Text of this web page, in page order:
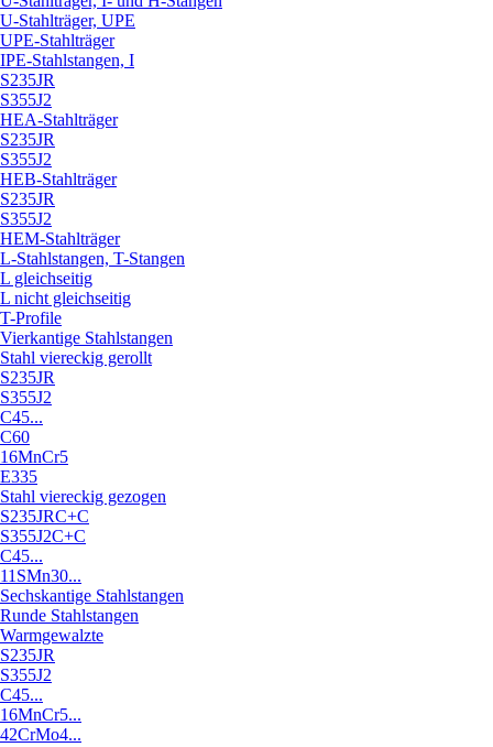
U-Stahlträger, UPE
UPE-Stahlträger
IPE-Stahlstangen, I
S235JR
S355J2
HEA-Stahlträger
S235JR
S355J2
HEB-Stahlträger
S235JR
S355J2
HEM-Stahlträger
L-Stahlstangen, T-Stangen
L gleichseitig
L nicht gleichseitig
T-Profile
Vierkantige Stahlstangen
Stahl viereckig gerollt
S235JR
S355J2
C45...
C60
16MnCr5
E335
Stahl viereckig gezogen
S235JRC+C
S355J2C+C
C45...
11SMn30...
Sechskantige Stahlstangen
Runde Stahlstangen
Warmgewalzte
S235JR
S355J2
C45...
16MnCr5...
42CrMo4...